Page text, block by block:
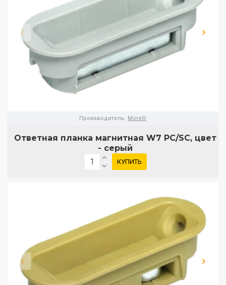
Производитель: Morelli
Ответная планка магнитная W7 PC/SC, цвет
- серый
КУПИТЬ